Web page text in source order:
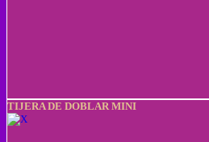
TIJERA DE DOBLAR MINI